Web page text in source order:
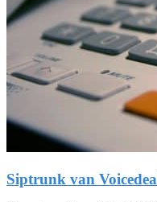
Siptrunk van